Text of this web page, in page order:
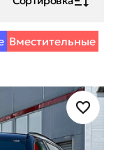
Вместительные